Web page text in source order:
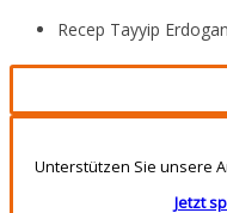
Recep Tayyip
Unterstützen Sie unsere
Jetzt